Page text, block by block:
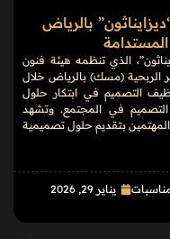
بالرياض
المستدامة
الذي تنظمه هيئة فنون
الربحية (مسك) بالرياض خلال
يناير 2026، بهدف توظيف التصميم في ابتكار حلول
التصميم في المجتمع. وتشهد
بتقديم حلول تصميمية
يناير 29, 2026